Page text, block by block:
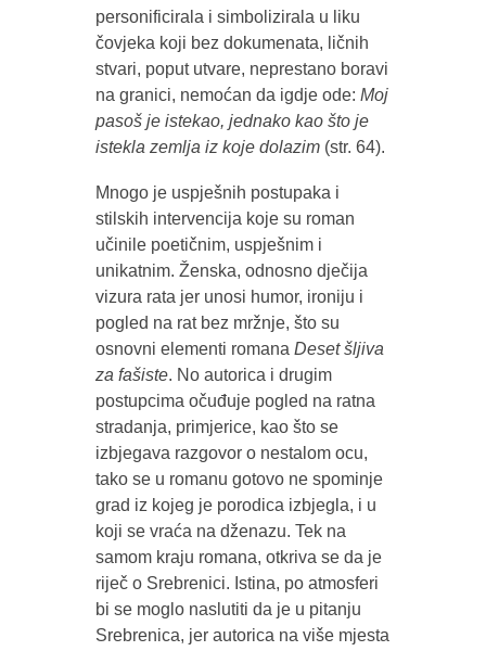
personificirala i simbolizirala u liku
čovjeka koji bez dokumenata, ličnih
stvari, poput utvare, neprestano boravi
na granici, nemoćan da igdje ode: Moj
pasoš je istekao, jednako kao što je
istekla zemlja iz koje dolazim(str. 64).
Mnogo je uspješnih postupaka i
stilskih intervencija koje su roman
učinile poetičnim, uspješnim i
unikatnim. Ženska, odnosno dječija
vizura rata jer unosi humor, ironiju i
pogled na rat bez mržnje, što su
osnovni elementi romana Deset šljiva
za fašiste. No autorica i drugim
postupcima očuđuje pogled na ratna
stradanja, primjerice, kao što se
izbjegava razgovor o nestalom ocu,
tako se u romanu gotovo ne spominje
grad iz kojeg je porodica izbjegla, i u
koji se vraća na dženazu. Tek na
samom kraju romana, otkriva se da je
riječ o Srebrenici. Istina, po atmosferi
bi se moglo naslutiti da je u pitanju
Srebrenica, jer autorica na više mjesta